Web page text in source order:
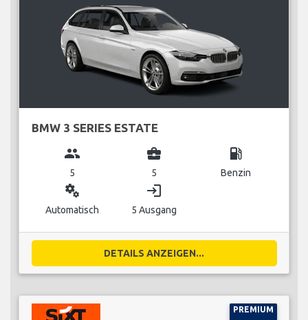
BMW 3 SERIES ESTATE
group
5
business_center
5
local_gas_station
Benzin
miscellaneous_services
Automatisch
login
5 Ausgang
DETAILS ANZEIGEN...
PREMIUM